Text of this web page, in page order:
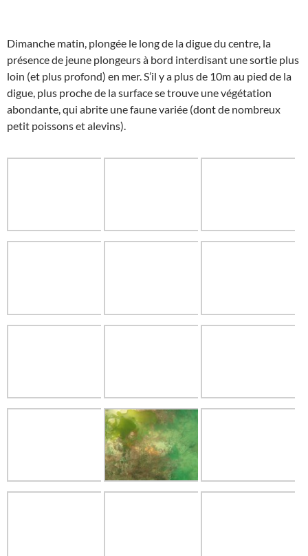
Dimanche matin, plongée le long de la digue du centre, la
présence de jeune plongeurs à bord interdisant une sortie plus
loin (et plus profond) en mer. S’il y a plus de 10m au pied de la
digue, plus proche de la surface se trouve une végétation
abondante, qui abrite une faune variée (dont de nombreux
petit poissons et alevins).